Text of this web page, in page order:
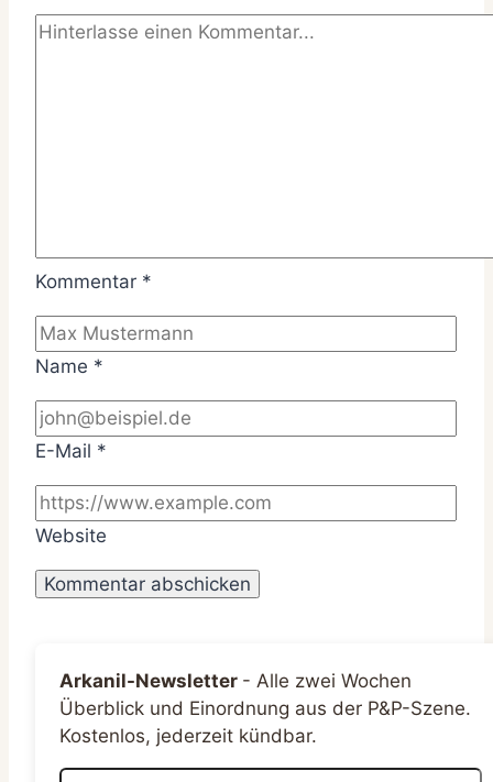
Kommentar *
Name *
E-Mail *
Website
Arkanil-Newsletter - Alle zwei Wochen
Überblick und Einordnung aus der P&P-Szene.
Kostenlos, jederzeit kündbar.